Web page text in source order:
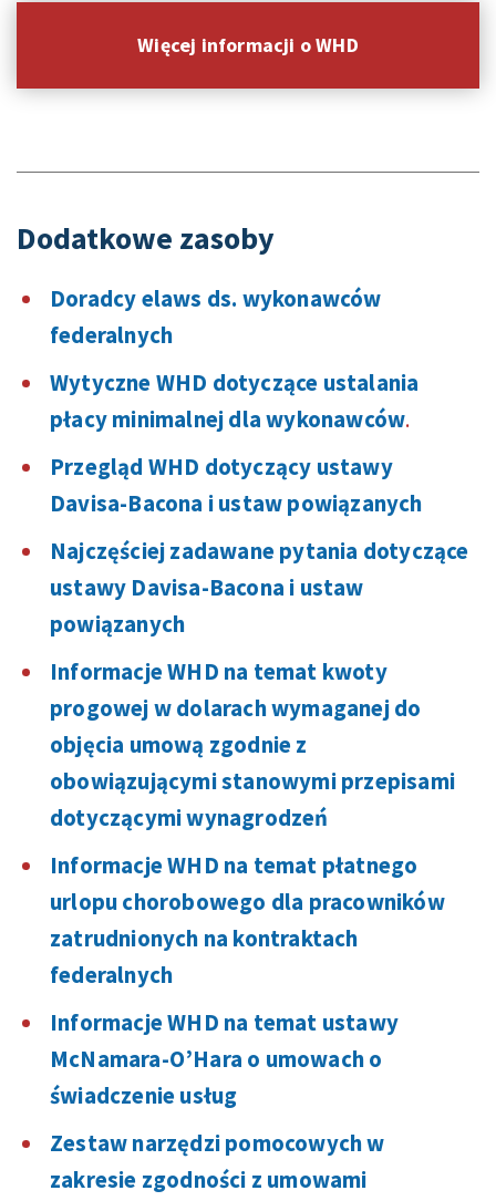
Więcej informacji o WHD
Dodatkowe zasoby
Doradcy elaws ds. wykonawców
federalnych
Wytyczne WHD dotyczące ustalania
płacy minimalnej dla wykonawców.
Przegląd WHD dotyczący ustawy
Davisa-Bacona i ustaw powiązanych
Najczęściej zadawane pytania dotyczące
ustawy Davisa-Bacona i ustaw
powiązanych
Informacje WHD na temat kwoty
progowej w dolarach wymaganej do
objęcia umową zgodnie z
obowiązującymi stanowymi przepisami
dotyczącymi wynagrodzeń
Informacje WHD na temat płatnego
urlopu chorobowego dla pracowników
zatrudnionych na kontraktach
federalnych
Informacje WHD na temat ustawy
McNamara-O’Hara o umowach o
świadczenie usług
Zestaw narzędzi pomocowych w
zakresie zgodności z umowami